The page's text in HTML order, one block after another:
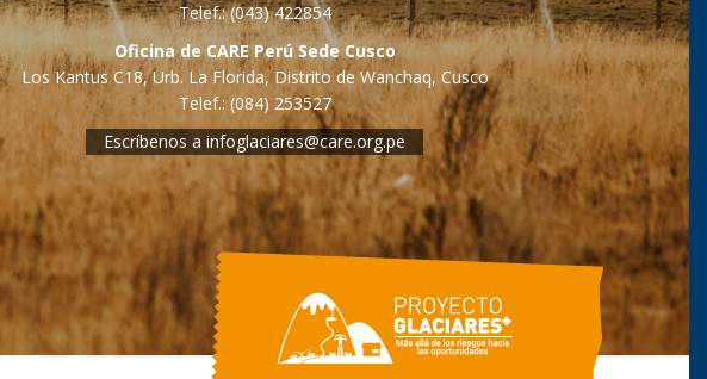
Telef.: (043) 422854
Oficina de CARE Perú Sede Cusco
Los Kantus C18, Urb. La Florida, Distrito de Wanchaq, Cusco
Telef.: (084) 253527
Escríbenos a infoglaciares@care.org.pe